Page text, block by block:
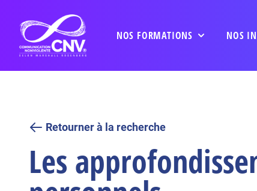
NOS FORMATIONS NOS
Retourner à la recherche
Les